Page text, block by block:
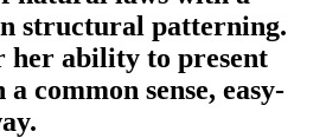
structural patterning.
her ability to present
common sense, easy-